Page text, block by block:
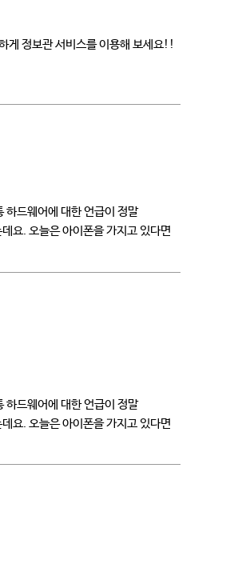
게 정보관 서비스를 이용해 보세요!!
드웨어에 대한 언급이 정말
요. 오늘은 아이폰을 가지고 있다면
드웨어에 대한 언급이 정말
요. 오늘은 아이폰을 가지고 있다면